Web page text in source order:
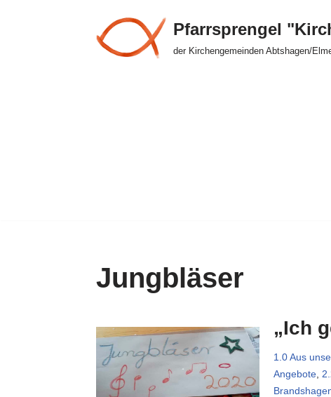
Pfarrsprengel
der Kirchengemeinden Abtshagen/
Jungbläser
„Ich
1.0 Aus
Angebote,